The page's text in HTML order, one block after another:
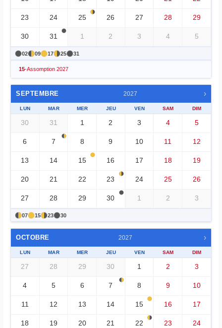
23 24 25 26 27 28 29
30 31 1 2 3 4 5
02 09 17 25 31
15-Assomption 2027
SEPTEMBRE 2027 ›
LUN MAR MER JEU VEN SAM DIM
30 31 1 2 3 4 5
6 7 8 9 10 11 12
13 14 15 16 17 18 19
20 21 22 23 24 25 26
27 28 29 30 1 2 3
07 15 23 30
OCTOBRE 2027 ›
LUN MAR MER JEU VEN SAM DIM
27 28 29 30 1 2 3
4 5 6 7 8 9 10
11 12 13 14 15 16 17
18 19 20 21 22 23 24